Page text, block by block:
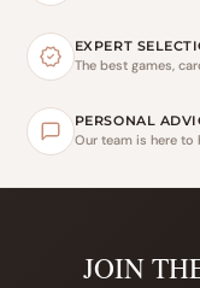
EXPERT
The best games,
PERSONAL
Our team is here to
JOIN